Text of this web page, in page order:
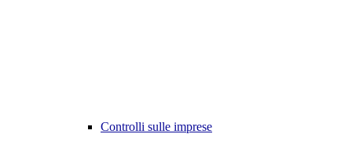
Controlli sulle imprese